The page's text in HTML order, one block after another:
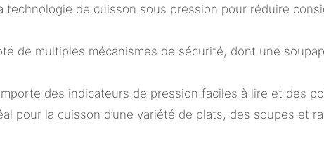
technologie de cuisson sous pression pour réduire
de multiples mécanismes de sécurité, dont une
des indicateurs de pression faciles à lire et des
pour la cuisson d’une variété de plats, des soupes et